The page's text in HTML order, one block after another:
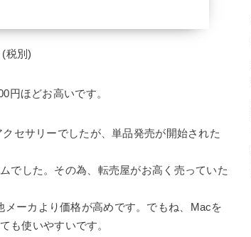
税別)
円ほどお高いです。
セサリーでしたが、単品発売が開始された
でした。その為、転売屋がお高く売っていた
ーカより価格が高めです。でもね、Macを
も使いやすいです。